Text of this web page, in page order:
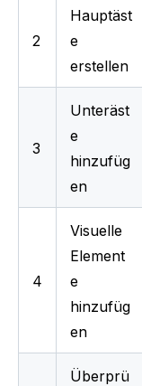
2
Hauptäst
e
erstellen
3
Unteräst
e
hinzufüg
en
4
Visuelle
Element
e
hinzufüg
en
Überprü